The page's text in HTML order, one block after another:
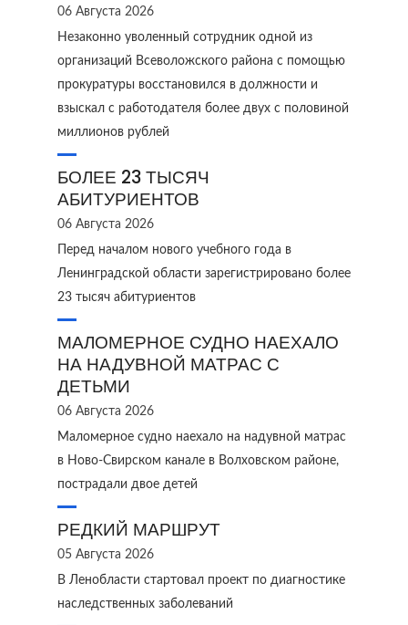
06 Августа 2026
Незаконно уволенный сотрудник одной из
организаций Всеволожского района с помощью
прокуратуры восстановился в должности и
взыскал с работодателя более двух с половиной
миллионов рублей
БОЛЕЕ 23 ТЫСЯЧ
АБИТУРИЕНТОВ
06 Августа 2026
Перед началом нового учебного года в
Ленинградской области зарегистрировано более
23 тысяч абитуриентов
МАЛОМЕРНОЕ СУДНО НАЕХАЛО
НА НАДУВНОЙ МАТРАС С
ДЕТЬМИ
06 Августа 2026
Маломерное судно наехало на надувной матрас
в Ново‑Свирском канале в Волховском районе,
пострадали двое детей
РЕДКИЙ МАРШРУТ
05 Августа 2026
В Ленобласти стартовал проект по диагностике
наследственных заболеваний